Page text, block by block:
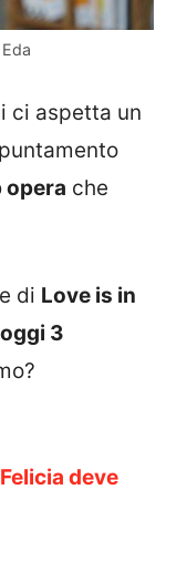
ci aspetta un
opera che
di Love is in
oggi 3
deve